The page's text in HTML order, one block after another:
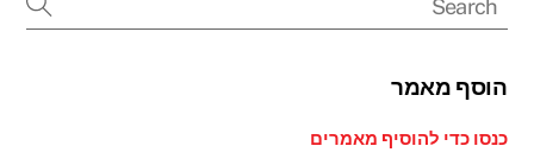
הוסף מאמר
כנסו כדי להוסיף מאמרים